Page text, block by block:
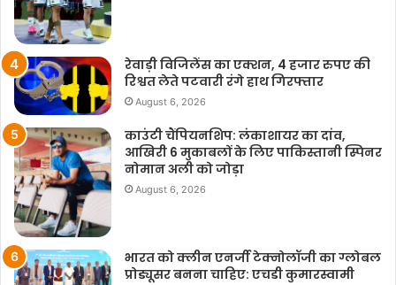
रेवाड़ी विजिलेंस का एक्शन, 4 हजार रुपए की
रिश्वत लेते पटवारी रंगे हाथ गिरफ्तार
August 6, 2026
काउंटी चैंपियनशिप: लंकाशायर का दांव,
आखिरी 6 मुकाबलों के लिए पाकिस्तानी स्पिनर
नोमान अली को जोड़ा
August 6, 2026
भारत को क्लीन एनर्जी टेक्नोलॉजी का ग्लोबल
प्रोड्यूसर बनना चाहिए: एचडी कुमारस्वामी